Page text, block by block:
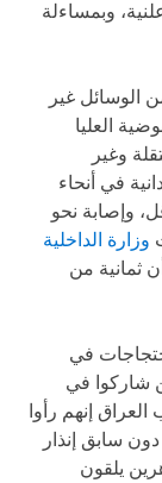
وبمساءلة
الوسائل غير
العليا
وغير
في أنحاء
وإصابة نحو
وزارة الداخلية
بـ6,100. وذكرت أن ثمانية من
على الاحتجاجات في
شاركوا في
إنهم رأوا
سابق إنذار
يلقون